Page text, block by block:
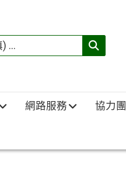
搜
填)
網路服務 協力